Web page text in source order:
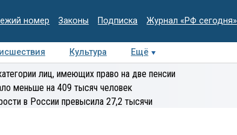
номер Законы Подписка Журнал «РФ сегодня»
Культура Ещё
Интервью Колумнисты
Деловая
лиц, имеющих право на две пенсии
меньше на 409 тысяч человек
в России превысила 27,2 тысячи